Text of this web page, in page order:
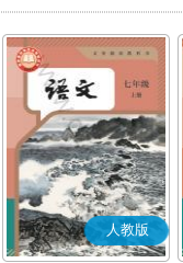
人教版